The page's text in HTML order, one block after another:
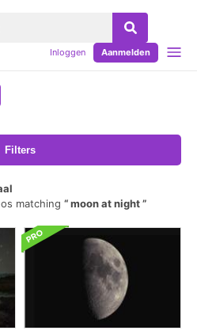
Inloggen Aanmelden
Filters
matching
moon at night